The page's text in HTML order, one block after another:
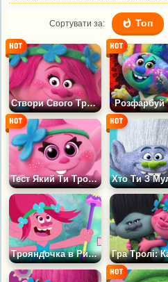
Сортувати за: Топ
Створи Свого Троля Розфарбуй
Тест Який Ти Троль?
Трояндочка в Ритмі Музики